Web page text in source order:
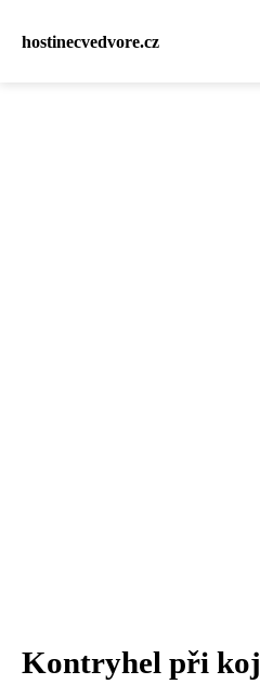
hostinecvedvore.cz
Kontryhel při